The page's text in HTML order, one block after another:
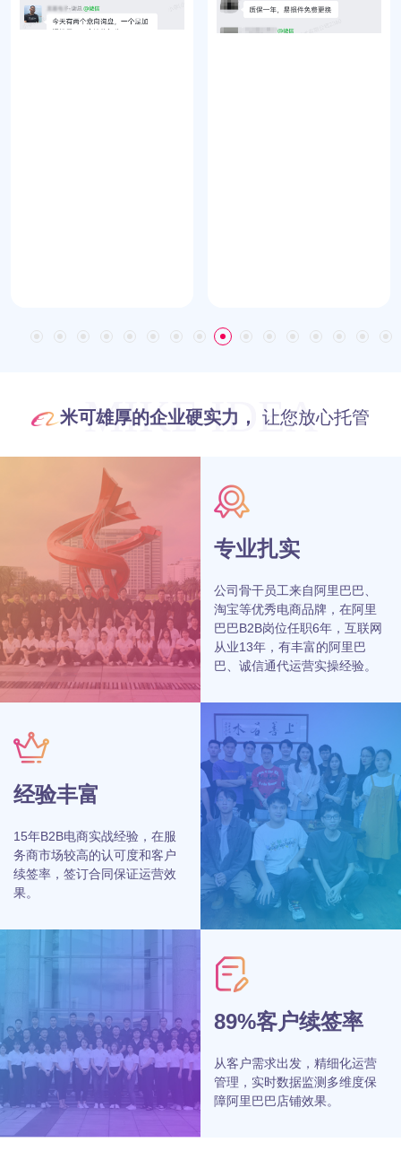
MIKE IDEA
米可雄厚的企业硬实力， 让您放心托管
专业扎实
公司骨干员工来自阿里巴巴、
淘宝等优秀电商品牌，在阿里
巴巴B2B岗位任职6年，互联网
从业13年，有丰富的阿里巴
巴、诚信通代运营实操经验。
经验丰富
15年B2B电商实战经验，在服
务商市场较高的认可度和客户
续签率，签订合同保证运营效
果。
89%客户续签率
从客户需求出发，精细化运营
管理，实时数据监测多维度保
障阿里巴巴店铺效果。